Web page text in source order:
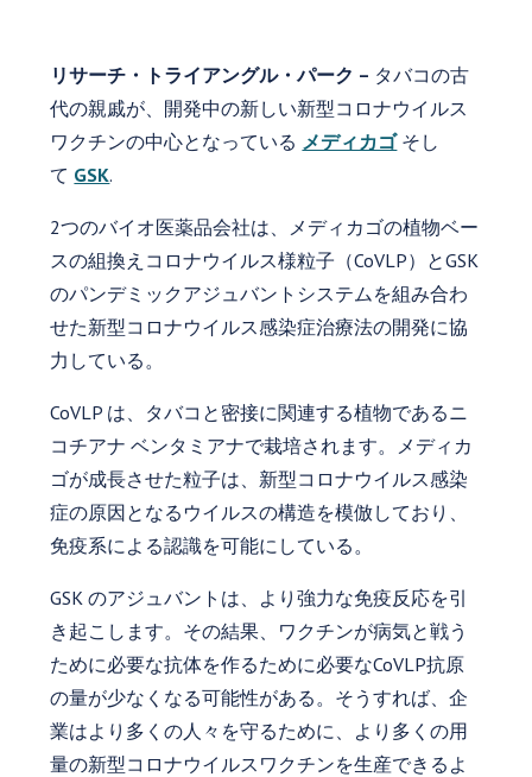
リサーチ・トライアングル・パーク – タバコの古
代の親戚が、開発中の新しい新型コロナウイルス
ワクチンの中心となっている メディカゴそし
て GSK.
2つのバイオ医薬品会社は、メディカゴの植物ベー
スの組換えコロナウイルス様粒子（CoVLP）とGSK
のパンデミックアジュバントシステムを組み合わ
せた新型コロナウイルス感染症治療法の開発に協
力している。
CoVLP は、タバコと密接に関連する植物であるニ
コチアナ ベンタミアナで栽培されます。メディカ
ゴが成長させた粒子は、新型コロナウイルス感染
症の原因となるウイルスの構造を模倣しており、
免疫系による認識を可能にしている。
GSK のアジュバントは、より強力な免疫反応を引
き起こします。その結果、ワクチンが病気と戦う
ために必要な抗体を作るために必要なCoVLP抗原
の量が少なくなる可能性がある。そうすれば、企
業はより多くの人々を守るために、より多くの用
量の新型コロナウイルスワクチンを生産できるよ